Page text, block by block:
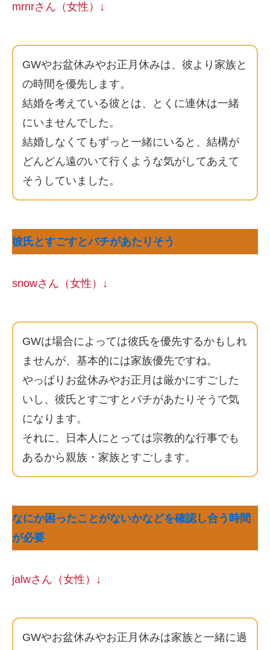
mrnrさん（女性）↓
GWやお盆休みやお正月休みは、彼より家族と
の時間を優先します。
結婚を考えている彼とは、とくに連休は一緒
にいませんでした。
結婚しなくてもずっと一緒にいると、結構が
どんどん遠のいて行くような気がしてあえて
そうしていました。
彼氏とすごすとバチがあたりそう
snowさん（女性）↓
GWは場合によっては彼氏を優先するかもしれ
ませんが、基本的には家族優先ですね。
やっぱりお盆休みやお正月は厳かにすごした
いし、彼氏とすごすとバチがあたりそうで気
になります。
それに、日本人にとっては宗教的な行事でも
あるから親族・家族とすごします。
なにか困ったことがないかなどを確認し合う時間
が必要
jalwさん（女性）↓
GWやお盆休みやお正月休みは家族と一緒に過